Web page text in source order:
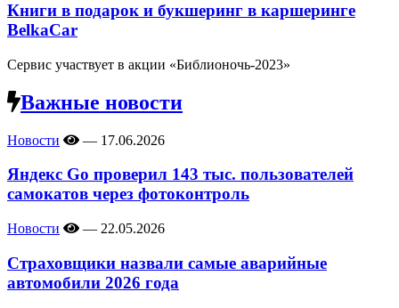
Книги в подарок и букшеринг в каршеринге
BelkaCar
Сервис участвует в акции «Библионочь-2023»
Важные новости
Новости — 17.06.2026
Яндекс Go проверил 143 тыс. пользователей
самокатов через фотоконтроль
Новости — 22.05.2026
Страховщики назвали самые аварийные
автомобили 2026 года